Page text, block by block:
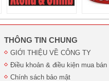
THÔNG TIN CHUNG
GIỚI THIỆU VỀ CÔNG TY
Điều khoản & điều kiện mua bán
Chính sách bảo mật